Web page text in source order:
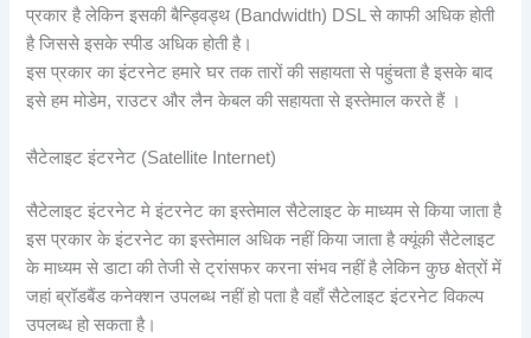
प्रकार है लेकिन इसकी बैन्ड्विड्थ (Bandwidth) DSL से काफी अधिक होती
है जिससे इसके स्पीड अधिक होती है।
इस प्रकार का इंटरनेट हमारे घर तक तारों की सहायता से पहुंचता है इसके बाद
इसे हम मोडेम, राउटर और लैन केबल की सहायता से इस्तेमाल करते हैं ।
सैटेलाइट इंटरनेट (Satellite Internet)
सैटेलाइट इंटरनेट मे इंटरनेट का इस्तेमाल सैटेलाइट के माध्यम से किया जाता है
इस प्रकार के इंटरनेट का इस्तेमाल अधिक नहीं किया जाता है क्यूंकी सैटेलाइट
के माध्यम से डाटा की तेजी से ट्रांसफर करना संभव नहीं है लेकिन कुछ क्षेत्रों में
जहां ब्रॉडबैंड कनेक्शन उपलब्ध नहीं हो पता है वहाँ सैटेलाइट इंटरनेट विकल्प
उपलब्ध हो सकता है।